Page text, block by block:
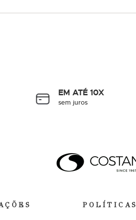
EM ATÉ 10X
sem juros
POLÍTICAS